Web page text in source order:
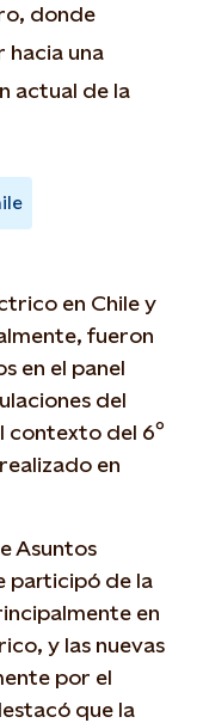
donde
hacia una
actual de la
en Chile y
fueron
en el panel
del
contexto del 6º
en
Asuntos
participó de la
en
y las nuevas
por el
que la